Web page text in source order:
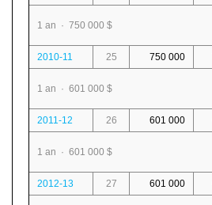
1 an · 750 000 $
2010-11 25 750 000
1 an · 601 000 $
2011-12 26 601 000
1 an · 601 000 $
2012-13 27 601 000